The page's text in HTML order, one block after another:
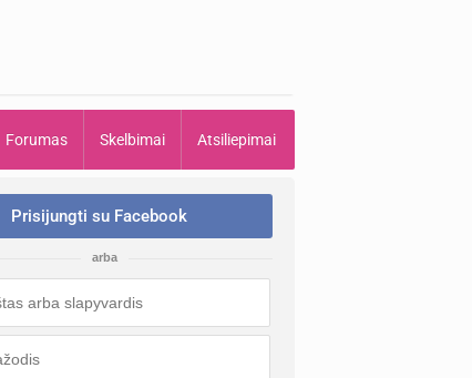
Forumas Skelbimai Atsiliepimai
Prisijungti su Facebook
arba